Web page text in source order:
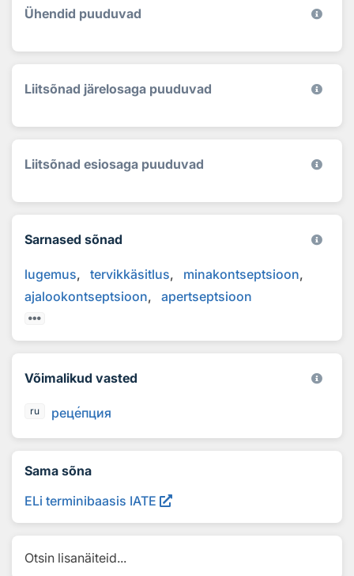
Ühendid puuduvad
Liitsõnad järelosaga puuduvad
Liitsõnad esiosaga puuduvad
Sarnased sõnad
lugemus tervikkäsitlus
minakontseptsioon
ajalookontseptsioon
apertseptsioon
Võimalikud vasted
ru рецепция
Sama sõna
ELi terminibaasis IATE
Otsin lisanäiteid...